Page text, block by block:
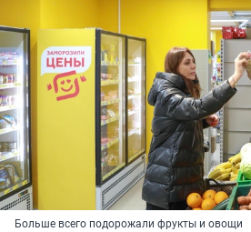
Больше всего подорожали фрукты и овощи